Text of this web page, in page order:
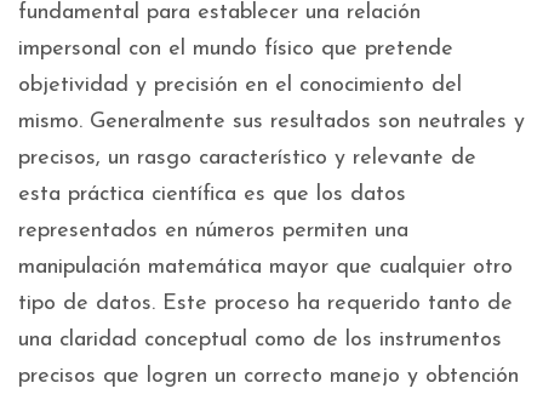
fundamental para establecer una relación
impersonal con el mundo físico que pretende
objetividad y precisión en el conocimiento del
mismo. Generalmente sus resultados son neutrales y
precisos, un rasgo característico y relevante de
esta práctica científica es que los datos
representados en números permiten una
manipulación matemática mayor que cualquier otro
tipo de datos. Este proceso ha requerido tanto de
una claridad conceptual como de los instrumentos
precisos que logren un correcto manejo y obtención